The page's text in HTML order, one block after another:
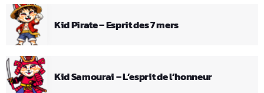
Kid Pirate – Esprit des 7 mers
Kid Samourai – L’esprit de l’honneur